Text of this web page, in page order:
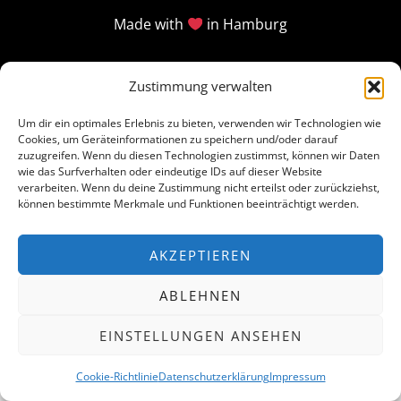
Zustimmung verwalten
Um dir ein optimales Erlebnis zu bieten, verwenden wir Technologien wie
Cookies, um Geräteinformationen zu speichern und/oder darauf
zuzugreifen. Wenn du diesen Technologien zustimmst, können wir Daten
wie das Surfverhalten oder eindeutige IDs auf dieser Website
verarbeiten. Wenn du deine Zustimmung nicht erteilst oder zurückziehst,
können bestimmte Merkmale und Funktionen beeinträchtigt werden.
AKZEPTIEREN
ABLEHNEN
EINSTELLUNGEN ANSEHEN
Cookie-RichtlinieDatenschutzerklärungImpressum
Made with in Hamburg